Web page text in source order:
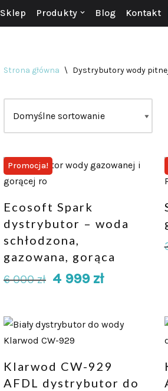
Sklep Produkty Blog Kontakt
Strona główna \ Dystrybutory wody
Promocja!
Ecosoft Spark
dystrybutor – woda
schłodzona,
gazowana, gorąca
6 000zł 4 999 zł
Klarwod CW-929
AFDL dystrybutor do